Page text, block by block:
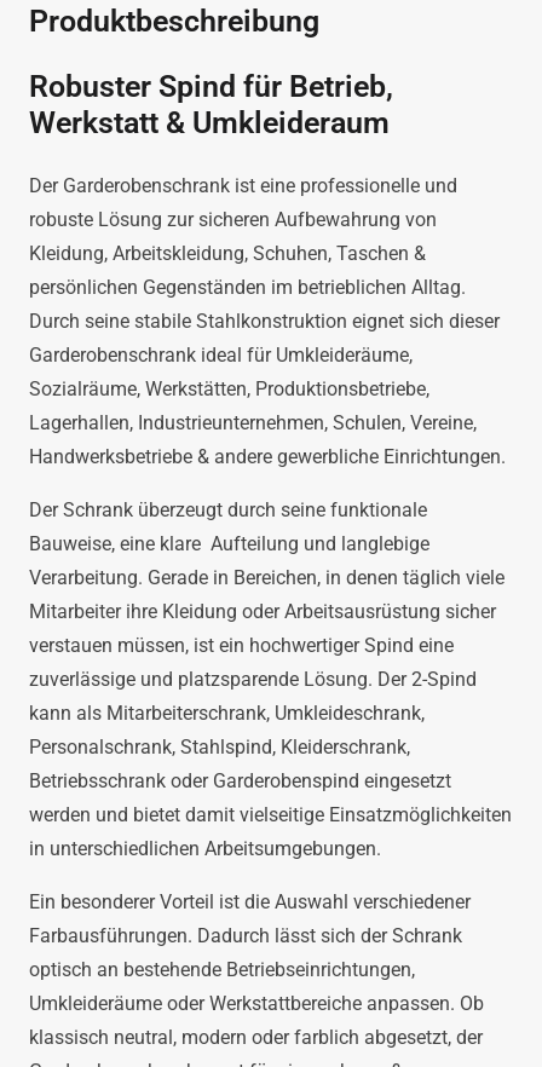
Menge
Produktbeschreibung
Robuster Spind für Betrieb,
Werkstatt & Umkleideraum
Der Garderobenschrank ist eine professionelle und
robuste Lösung zur sicheren Aufbewahrung von
Kleidung, Arbeitskleidung, Schuhen, Taschen &
persönlichen Gegenständen im betrieblichen Alltag.
Durch seine stabile Stahlkonstruktion eignet sich dieser
Garderobenschrank ideal für Umkleideräume,
Sozialräume, Werkstätten, Produktionsbetriebe,
Lagerhallen, Industrieunternehmen, Schulen, Vereine,
Handwerksbetriebe & andere gewerbliche Einrichtungen.
Der Schrank überzeugt durch seine funktionale
Bauweise, eine klare Aufteilung und langlebige
Verarbeitung. Gerade in Bereichen, in denen täglich viele
Mitarbeiter ihre Kleidung oder Arbeitsausrüstung sicher
verstauen müssen, ist ein hochwertiger Spind eine
zuverlässige und platzsparende Lösung. Der 2-Spind
kann als Mitarbeiterschrank, Umkleideschrank,
Personalschrank, Stahlspind, Kleiderschrank,
Betriebsschrank oder Garderobenspind eingesetzt
werden und bietet damit vielseitige Einsatzmöglichkeiten
in unterschiedlichen Arbeitsumgebungen.
Ein besonderer Vorteil ist die Auswahl verschiedener
Farbausführungen. Dadurch lässt sich der Schrank
optisch an bestehende Betriebseinrichtungen,
Umkleideräume oder Werkstattbereiche anpassen. Ob
klassisch neutral, modern oder farblich abgesetzt, der